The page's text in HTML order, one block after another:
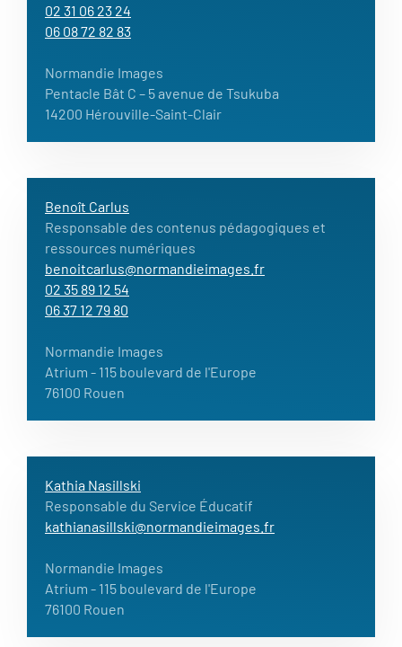
02 31 06 23 24
06 08 72 82 83
Normandie Images
Pentacle Bât C – 5 avenue de Tsukuba
14200 Hérouville-Saint-Clair
Benoît Carlus
Responsable des contenus pédagogiques et
ressources numériques
benoitcarlus@normandieimages.fr
02 35 89 12 54
06 37 12 79 80
Normandie Images
Atrium - 115 boulevard de l'Europe
76100 Rouen
Kathia Nasillski
Responsable du Service Éducatif
kathianasillski@normandieimages.fr
Normandie Images
Atrium - 115 boulevard de l'Europe
76100 Rouen